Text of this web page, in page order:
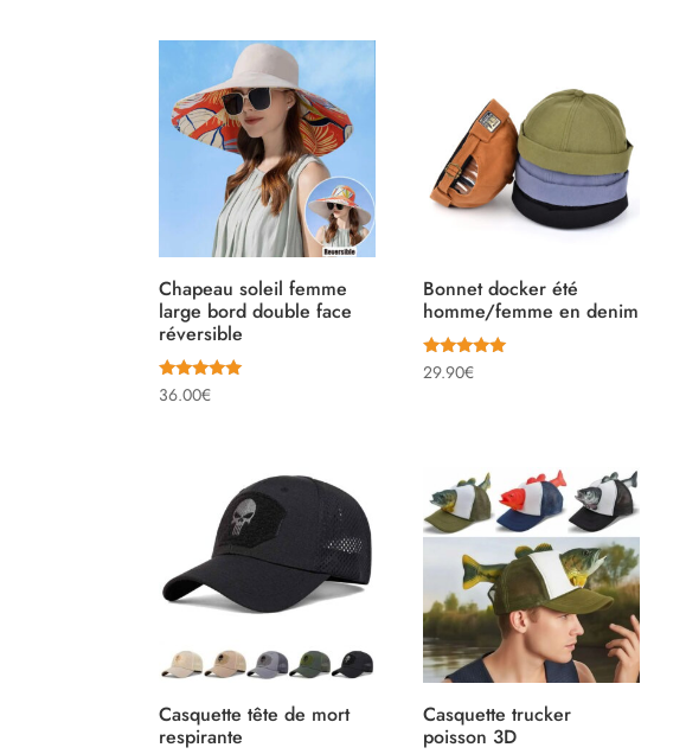
Chapeau soleil femme
large bord double face
réversible
Note
4.90
36.00€
Bonnet docker été
homme/femme en denim
Note
4.81
29.90€
Casquette tête de mort
respirante
Casquette trucker
poisson 3D